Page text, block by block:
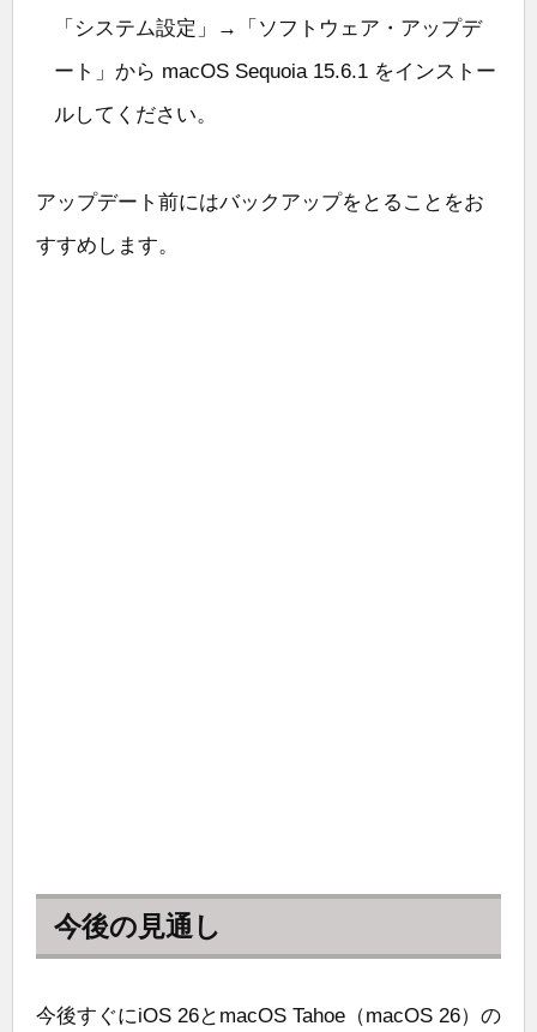
「システム設定」→「ソフトウェア・アップデ
ート」から macOS Sequoia 15.6.1 をインストー
ルしてください。
アップデート前にはバックアップをとることをお
すすめします。
今後の見通し
今後すぐにiOS 26とmacOS Tahoe（macOS 26）の